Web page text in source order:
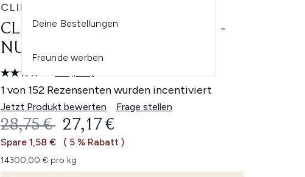
Deine Bestellungen
Freunde werben
CLINIQUE
CLINIQUE ALMOST LIPSTICK -
NUDE HONEY 1.9G
4.0 152
Bewertungen
lesen.
Link
auf
derselben
Seite.
(152)
1 von 152 Rezensenten wurden incentiviert
Jetzt Produkt bewerten Frage stellen
UNVERBINDLICHE PREISEMPFEHLUNG:
28,75 € AKTUELLER PREIS:
27,17 €
Spare 1,58 € ( 5 % Rabatt )
14300,00 € pro kg